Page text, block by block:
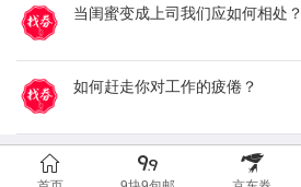
当闺蜜变成上司我们应如何相处？
如何赶走你对工作的疲倦？